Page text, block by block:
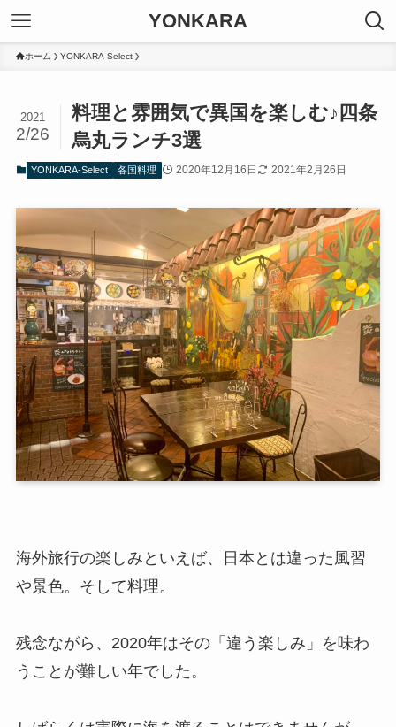
YONKARA
ホーム YONKARA-Select
料理と雰囲気で異国を楽しむ♪四条
烏丸ランチ3選
2021
2/26
YONKARA-Select 各国料理 2020年12月16日 2021年2月26日
海外旅行の楽しみといえば、日本とは違った風習
や景色。そして料理。
残念ながら、2020年はその「違う楽しみ」を味わ
うことが難しい年でした。